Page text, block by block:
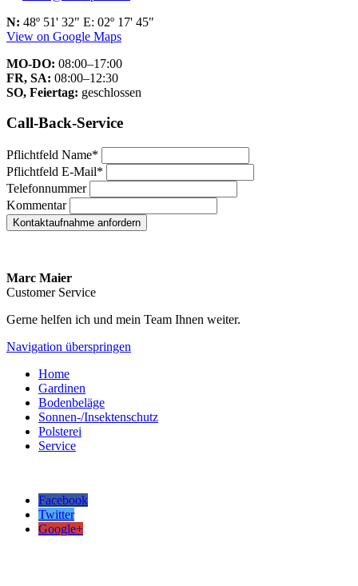
N: 48º 51' 32" E: 02º 17' 45"
View on Google Maps
MO-DO: 08:00–17:00
FR, SA: 08:00–12:30
SO, Feiertag: geschlossen
Call-Back-Service
Pflichtfeld Name*
Pflichtfeld E-Mail*
Telefonnummer
Kommentar
Kontaktaufnahme anfordern
Marc Maier
Customer Service
Gerne helfen ich und mein Team Ihnen weiter.
Navigation überspringen
Home
Gardinen
Bodenbeläge
Sonnen-/Insektenschutz
Polsterei
Service
Facebook
Twitter
Google+